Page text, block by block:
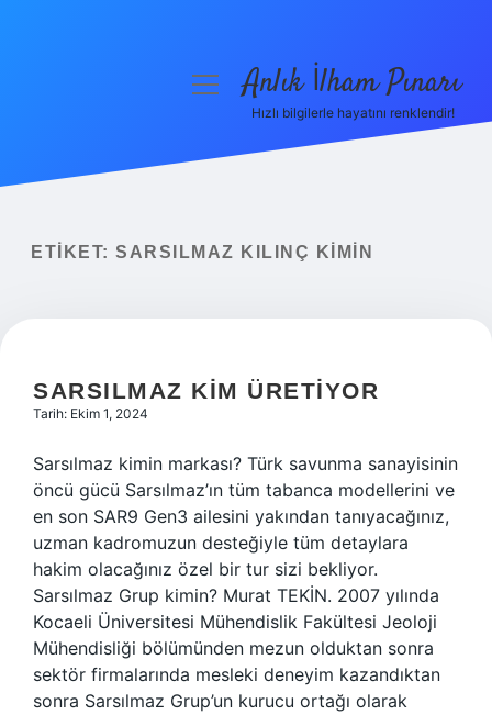
Yasal Uyarı
menüyüAnlık İlham Pınarı
Hızlı bilgilerle hayatını renklendir!
ETIKET: SARSILMAZ KILINÇ KIMIN
SARSILMAZ KIM ÜRETIYOR
Tarih: Ekim 1, 2024
Sarsılmaz kimin markası? Türk savunma sanayisinin
öncü gücü Sarsılmaz’ın tüm tabanca modellerini ve
en son SAR9 Gen3 ailesini yakından tanıyacağınız,
uzman kadromuzun desteğiyle tüm detaylara
hakim olacağınız özel bir tur sizi bekliyor.
Sarsılmaz Grup kimin? Murat TEKİN. 2007 yılında
Kocaeli Üniversitesi Mühendislik Fakültesi Jeoloji
Mühendisliği bölümünden mezun olduktan sonra
sektör firmalarında mesleki deneyim kazandıktan
sonra Sarsılmaz Grup’un kurucu ortağı olarak